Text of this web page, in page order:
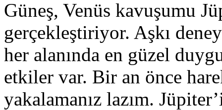
Güneş, Venüs kavuşumu
gerçekleştiriyor. Aşkı
her alanında en güzel
etkiler var. Bir an önce
yakalamanız lazım.